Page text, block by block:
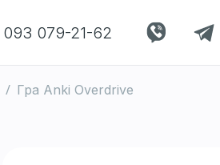
093 079-21-62
/ Гра Anki Overdrive